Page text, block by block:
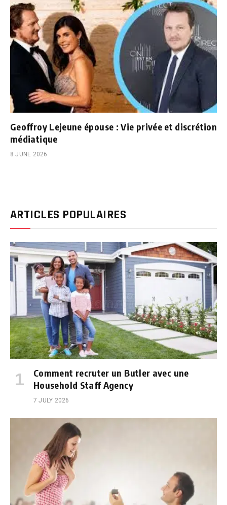
Geoffroy Lejeune épouse : Vie privée et discrétion
médiatique
8 JUNE 2026
ARTICLES POPULAIRES
Comment recruter un Butler avec une
Household Staff Agency
7 JULY 2026